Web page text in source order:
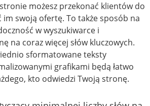
możesz przekonać klientów do
swoją ofertę. To także sposób na
w wyszukiwarce i
na coraz więcej słów kluczowych.
sformatowane teksty
grafikami będą łatwo
kto odwiedzi Twoją stronę.